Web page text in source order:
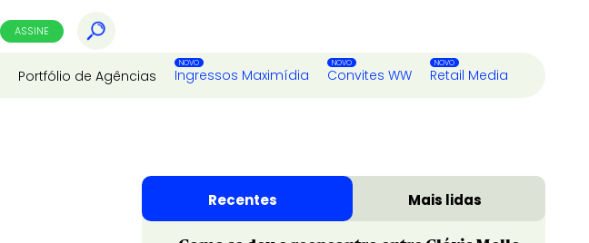
ASSINE
Portfólio de Agências Ingressos Maximídia Convites WW Retail Media
Recentes Mais lidas